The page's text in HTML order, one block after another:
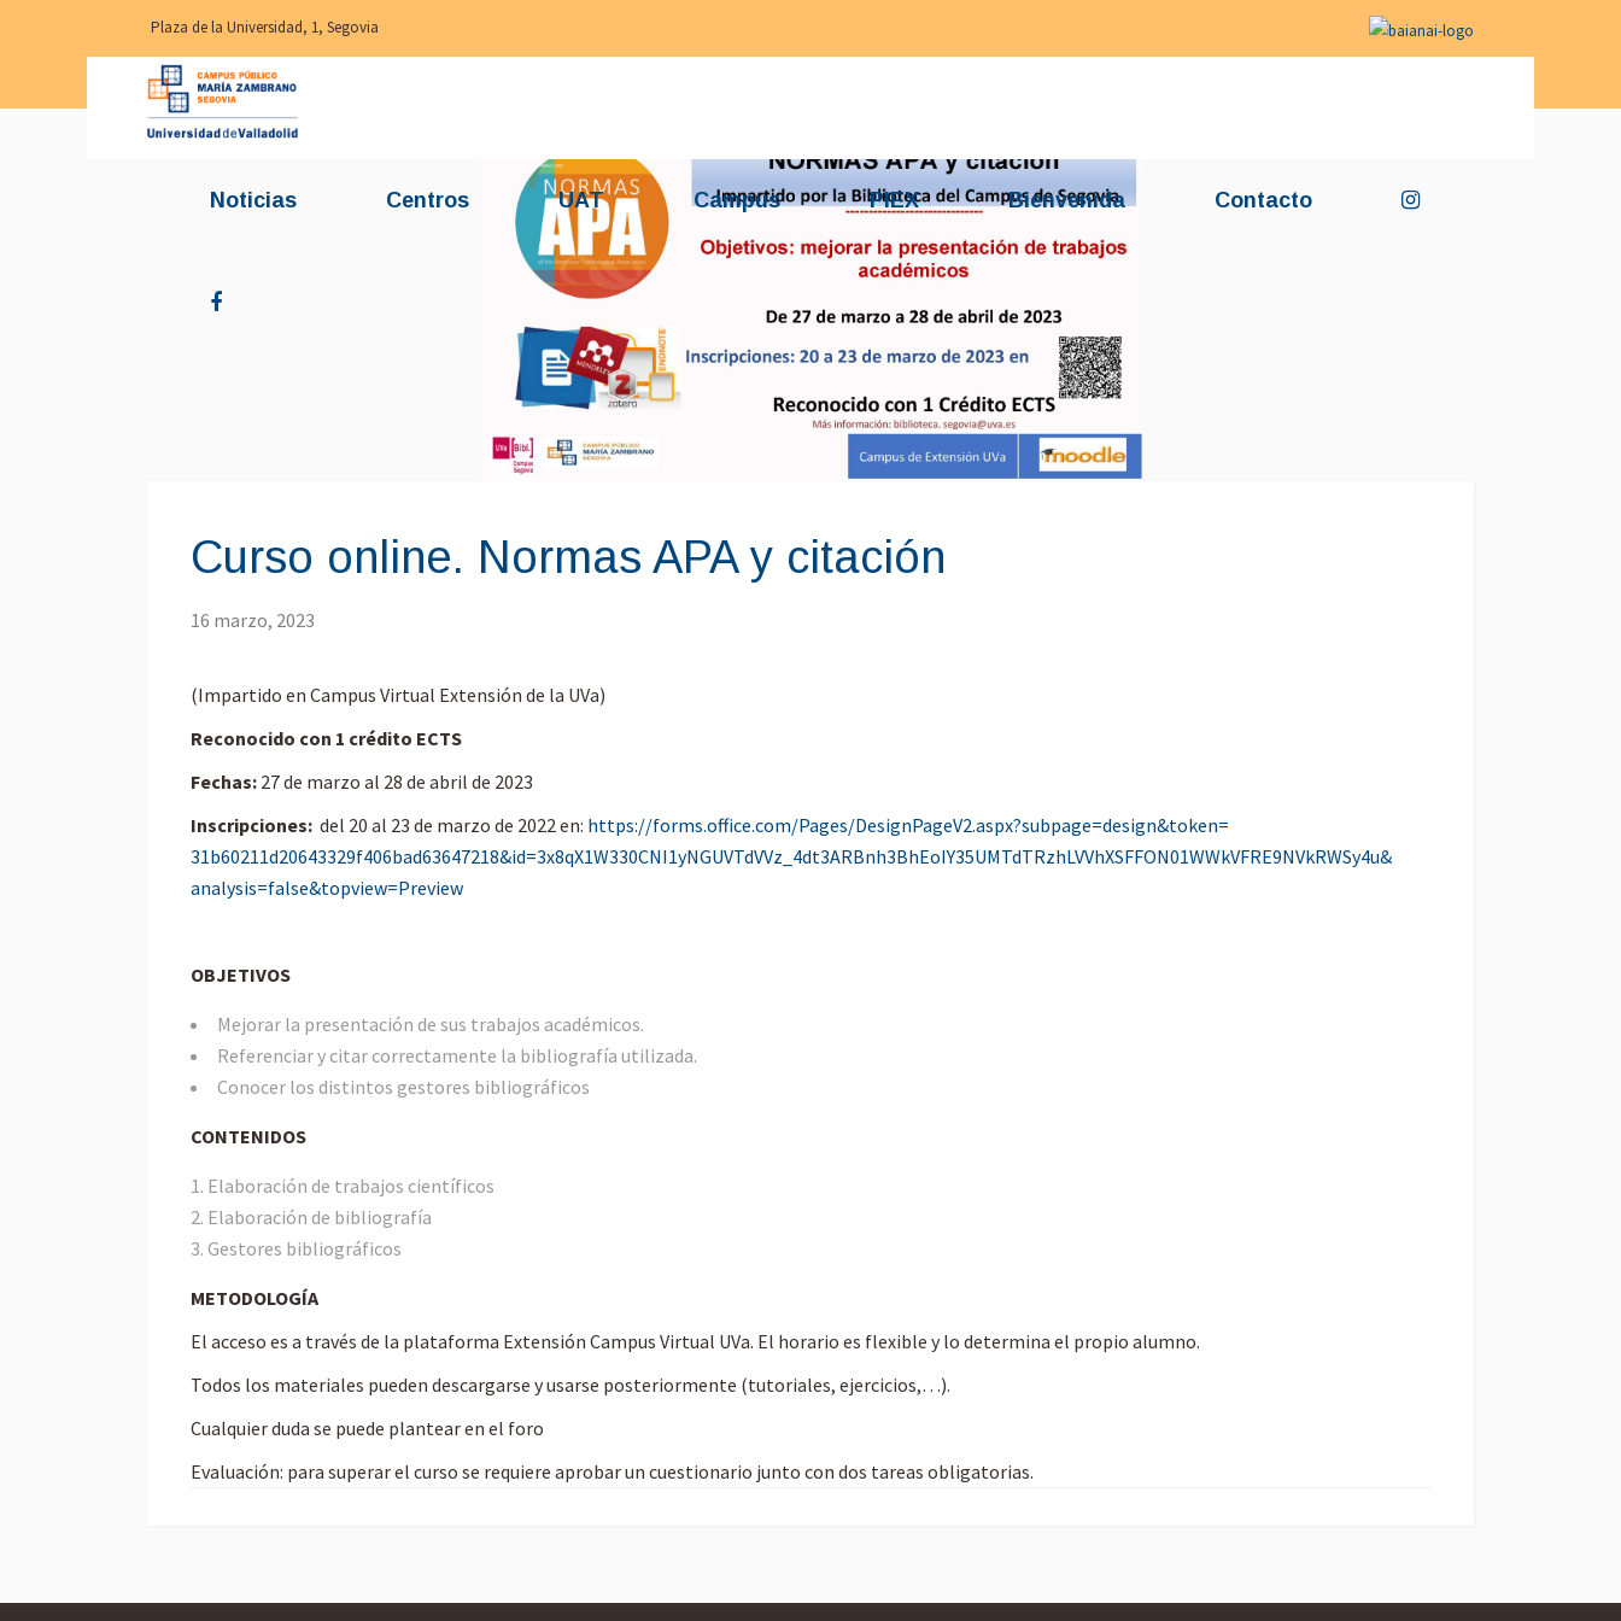
Plaza de la Universidad, 1, Segovia
Noticias Centros UAT Campus PIEX Bienvenida Contacto
Curso online. Normas APA y citación
16 marzo, 2023
(Impartido en Campus Virtual Extensión de la UVa)
Reconocido con 1 crédito ECTS
Fechas: 27 de marzo al 28 de abril de 2023
Inscripciones: del 20 al 23 de marzo de 2022 en: https://forms.office.com/Pages/DesignPageV2.aspx?subpage=design&token=
31b60211d20643329f406bad63647218&id=3x8qX1W330CNI1yNGUVTdVVz_ 4dt3ARBnh3BhEoIY35UMTdTRzhLVVhXSFFON01WWkVFRE9NVkRWSy4u&
analysis=false&topview=Preview
OBJETIVOS
Mejorar la presentación de sus trabajos académicos.
Referenciar y citar correctamente la bibliografía utilizada.
Conocer los distintos gestores bibliográficos
CONTENIDOS
Elaboración de trabajos científicos
Elaboración de bibliografía
Gestores bibliográficos
METODOLOGÍA
El acceso es a través de la plataforma Extensión Campus Virtual UVa. El horario es flexible y lo determina el propio alumno.
Todos los materiales pueden descargarse y usarse posteriormente (tutoriales, ejercicios,…).
Cualquier duda se puede plantear en el foro
Evaluación: para superar el curso se requiere aprobar un cuestionario junto con dos tareas obligatorias.